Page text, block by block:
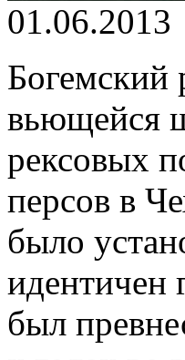
01.06.2013
Богемский
вьющейся
рексовых
персов в
было
идентичен
был